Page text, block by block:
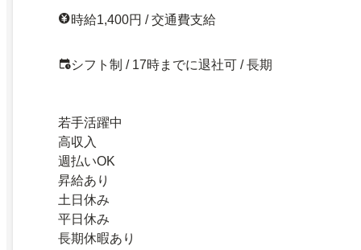
時給1,400円 / 交通費支給
シフト制 / 17時までに退社可 / 長期
若手活躍中
高収入
週払いOK
昇給あり
土日休み
平日休み
長期休暇あり